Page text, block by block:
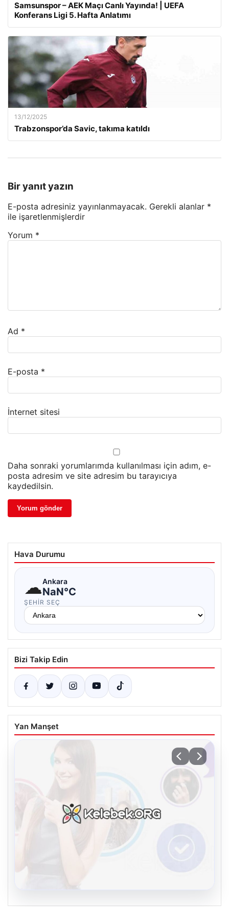
Samsunspor – AEK Maçı Canlı Yayında! | UEFA
Konferans Ligi 5. Hafta Anlatımı
13/12/2025
Trabzonspor’da Savic, takıma katıldı
Bir yanıt yazın
E-posta adresiniz yayınlanmayacak. Gerekli alanlar *
ile işaretlenmişlerdir
Yorum *
Ad *
E-posta *
İnternet sitesi
Daha sonraki yorumlarımda kullanılması için adım, e-
posta adresim ve site adresim bu tarayıcıya
kaydedilsin.
Hava Durumu
☁Ankara
NaN°C
ŞEHIR SEÇ
Bizi Takip Edin
Yan Manşet